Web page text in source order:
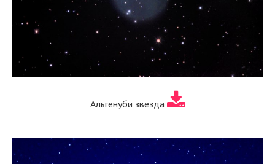
Альгенуби звезда